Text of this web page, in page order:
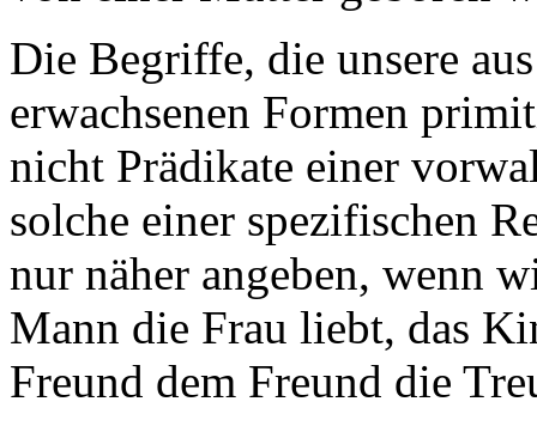
Die Begriffe, die unsere
erwachsenen Formen
nicht Prädikate einer
solche einer spezifischen
nur näher angeben, wenn
Mann die Frau liebt, das
Freund dem Freund die